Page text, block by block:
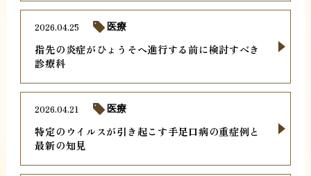
指先の炎症がひょうそへ進行する前に検討すべき
診療科
2026.04.25 医療
特定のウイルスが引き起こす手足口病の重症例と
最新の知見
2026.04.21 医療